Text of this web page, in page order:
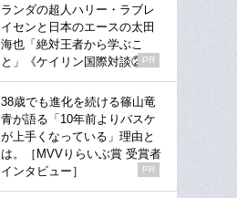
ランダの超人ハリー・ラブレ
イセンと日本のエースの太田
海也「絶対王者から学ぶこ
と」《ケイリン国際対談②》
PR
38歳でも進化を続ける篠山竜
青が語る「10年前よりバスケ
が上手くなっている」理由と
は。［MVVりらいぶ賞 受賞者
インタビュー］
PR